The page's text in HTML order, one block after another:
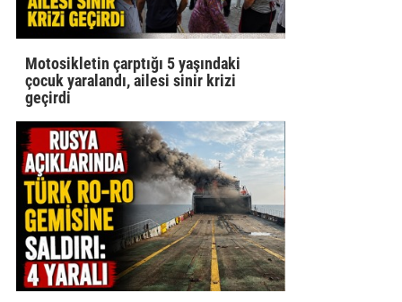
Motosikletin çarptığı 5 yaşındaki
çocuk yaralandı, ailesi sinir krizi
geçirdi